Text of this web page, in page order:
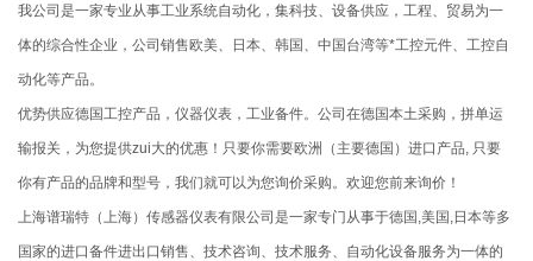
我公司是一家专业从事工业系统自动化，集科技、设备供应，工程、贸易为一
体的综合性企业，公司销售欧美、日本、韩国、中国台湾等*工控元件、工控自
动化等产品。
优势供应德国工控产品，仪器仪表，工业备件。公司在德国本土采购，拼单运
输报关，为您提供zui大的优惠！只要你需要欧洲（主要德国）进口产品, 只要
你有产品的品牌和型号，我们就可以为您询价采购。欢迎您前来询价！
上海谱瑞特（上海）传感器仪表有限公司是一家专门从事于德国,美国,日本等多
国家的进口备件进出口销售、技术咨询、技术服务、自动化设备服务为一体的